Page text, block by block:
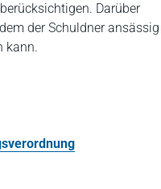
Darüber
der Schuldner ansässig
kann.